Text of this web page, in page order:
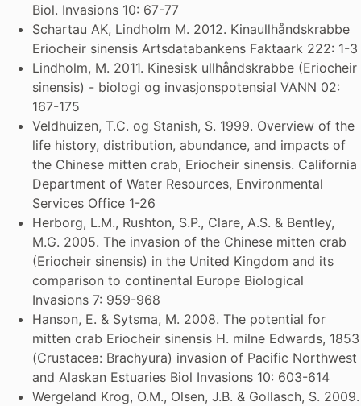
Biol. Invasions 10: 67-77
Schartau AK, Lindholm M. 2012. Kinaullhåndskrabbe
Eriocheir sinensis Artsdatabankens Faktaark 222: 1-3
Lindholm, M. 2011. Kinesisk ullhåndskrabbe (Eriocheir
sinensis) - biologi og invasjonspotensial VANN 02:
167-175
Veldhuizen, T.C. og Stanish, S. 1999. Overview of the
life history, distribution, abundance, and impacts of
the Chinese mitten crab, Eriocheir sinensis. California
Department of Water Resources, Environmental
Services Office 1-26
Herborg, L.M., Rushton, S.P., Clare, A.S. & Bentley,
M.G. 2005. The invasion of the Chinese mitten crab
(Eriocheir sinensis) in the United Kingdom and its
comparison to continental Europe Biological
Invasions 7: 959-968
Hanson, E. & Sytsma, M. 2008. The potential for
mitten crab Eriocheir sinensis H. milne Edwards, 1853
(Crustacea: Brachyura) invasion of Pacific Northwest
and Alaskan Estuaries Biol Invasions 10: 603-614
Wergeland Krog, O.M., Olsen, J.B. & Gollasch, S. 2009.